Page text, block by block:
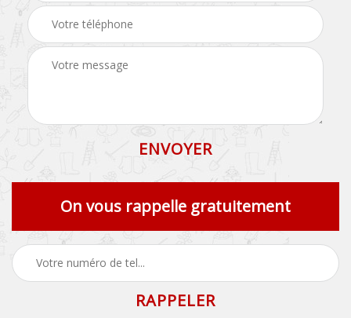
On vous rappelle gratuitement